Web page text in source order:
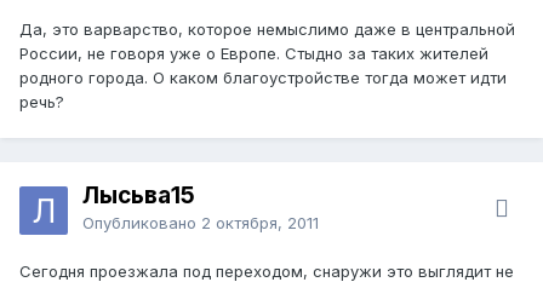
Да, это варварство, которое немыслимо даже в центральной
России, не говоря уже о Европе. Стыдно за таких жителей
родного города. О каком благоустройстве тогда может идти
речь?
Лысьва15
Опубликовано 2 октября, 2011
Сегодня проезжала под переходом, снаружи это выглядит не